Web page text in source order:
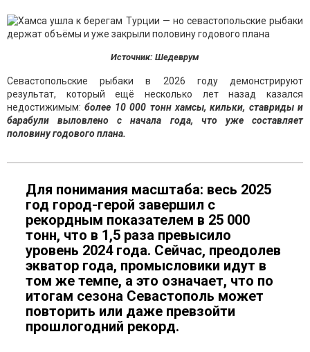
Источник: Шедеврум
Севастопольские рыбаки в 2026 году демонстрируют
результат, который ещё несколько лет назад казался
недостижимым:более 10 000 тонн хамсы, кильки, ставриды и
барабули выловлено с начала года, что уже составляет
половину годового плана.
Для понимания масштаба: весь 2025
год город-герой завершил с
рекордным показателем в 25 000
тонн, что в 1,5 раза превысило
уровень 2024 года. Сейчас, преодолев
экватор года, промысловики идут в
том же темпе, а это означает, что по
итогам сезона Севастополь может
повторить или даже превзойти
прошлогодний рекорд.